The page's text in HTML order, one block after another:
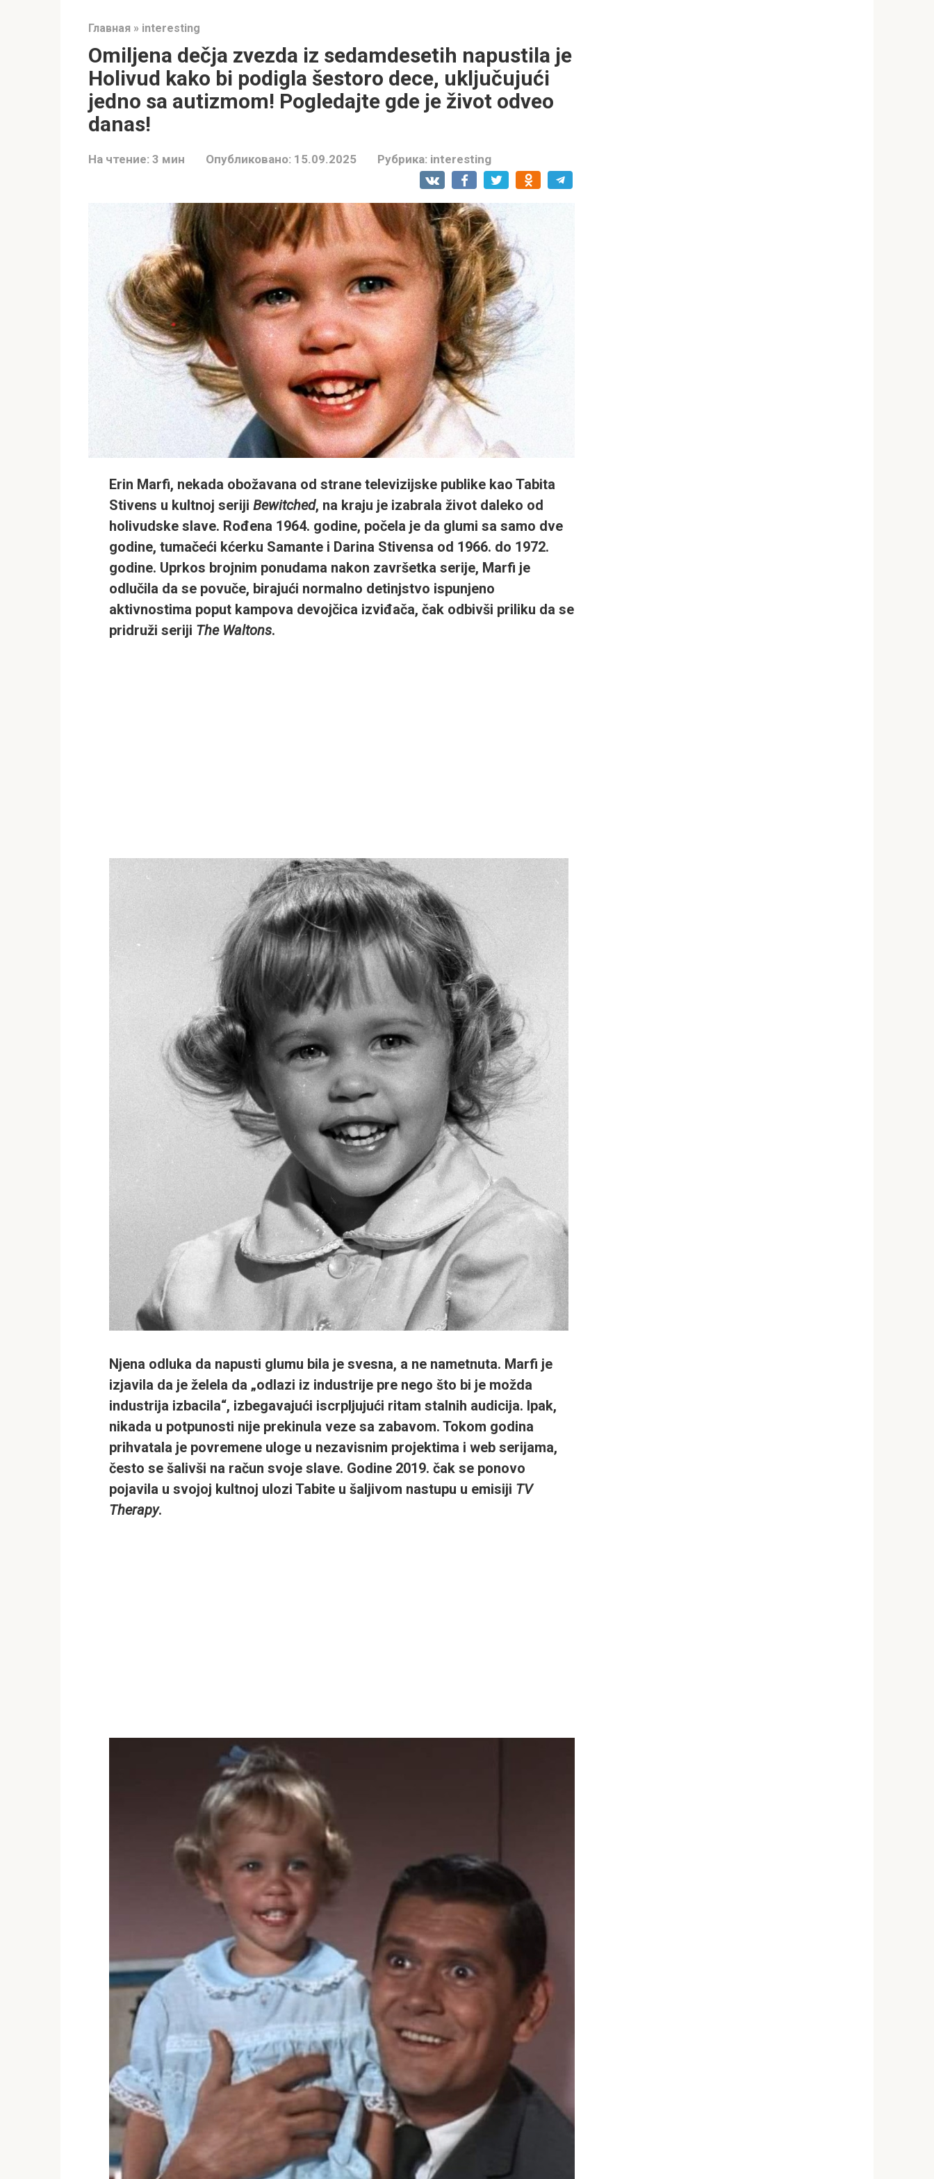
Главная » interesting
Omiljena dečja zvezda iz sedamdesetih napustila je
Holivud kako bi podigla šestoro dece, uključujući
jedno sa autizmom! Pogledajte gde je život odveo
danas!
На чтение: 3 мин Опубликовано: 15.09.2025 Рубрика: interesting
Erin Marfi, nekada obožavana od strane televizijske publike kao Tabita
Stivens u kultnoj seriji Bewitched, na kraju je izabrala život daleko od
holivudske slave. Rođena 1964. godine, počela je da glumi sa samo dve
godine, tumačeći kćerku Samante i Darina Stivensa od 1966. do 1972.
godine. Uprkos brojnim ponudama nakon završetka serije, Marfi je
odlučila da se povuče, birajući normalno detinjstvo ispunjeno
aktivnostima poput kampova devojčica izviđača, čak odbivši priliku da se
pridruži seriji The Waltons.
Njena odluka da napusti glumu bila je svesna, a ne nametnuta. Marfi je
izjavila da je želela da „odlazi iz industrije pre nego što bi je možda
industrija izbacila“, izbegavajući iscrpljujući ritam stalnih audicija. Ipak,
nikada u potpunosti nije prekinula veze sa zabavom. Tokom godina
prihvatala je povremene uloge u nezavisnim projektima i web serijama,
često se šalivši na račun svoje slave. Godine 2019. čak se ponovo
pojavila u svojoj kultnoj ulozi Tabite u šaljivom nastupu u emisiji TV
Therapy.